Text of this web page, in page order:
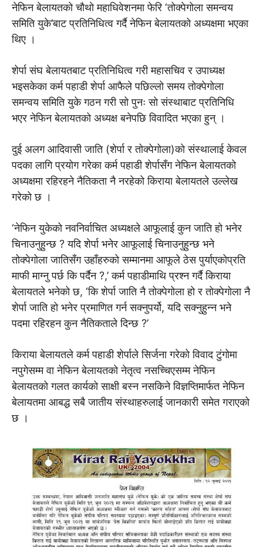
नेफिन बेलायतको चौथो महाधिवेशनमा फेरि ‘तोक्पेगोला समन्वय
समिति युके’बाट प्रतिनिधित्व गर्दै नेफिन बेलायतको अध्यक्षमा भएका
थिए ।
शेर्पा संघ बेलायतबाट प्रतिनिधित्व गरी महासचिव र उपाध्यक्ष
भइसकेका कर्म पहाडी शेर्पा आफैले पछिल्लो समय तोक्पेगोला
समन्वय समिति युके गठन गरी सो पुनः साे संस्थाबाट प्रतिनिधि
भएर नेफिन बेलायतको अध्यक्ष बनेपछि विवादित भएका हुन् ।
दुई अलग आदिवासी जाति (शेर्पा र तोक्पेगोला)काे संस्थालाई केवल
पदका लागि प्रयोग गरेका कर्म पहाडी शेर्पासँग नेफिन बेलायतको
अध्यक्षमा रहिरहने नैतिकता नै नरहेको किराया बेलायतले उल्लेख
गरेकाे छ ।
‘नेफिन युकेको नवनिर्वाचित अध्यक्षले आफूलाई कुन जाति हो भनेर
चिनाउनुहुन्छ ? यदि शेर्पा भनेर आफूलाई चिनाउनुहुन्छ भने
तोक्पेगोला जातिसँग उहाँहरुको सम्मानमा आफूले ठेस पुर्याएकोप्रति
माफी माग्नु पर्छ कि पर्दैन ?,’ कर्म पहाडीमाथि प्रश्न गर्दै किराया
बेलायतले भनेको छ, ‘कि शेर्पा जाति नै तोक्पेगोला हो र तोक्पेगोला नै
शेर्पा जाति हो भनेर प्रमाणित गर्न सक्नुपर्यो, यदि सक्नुहुन्न भने
पदमा रहिरहन कुन नैतिकताले दिन्छ ?’
किराया बेलायतले कर्म पहाडी शेर्पाले सिर्जना गरेको विवाद टुंगोमा
नपुगेसम्म वा नेफिन बेलायतको नेतृत्व नसच्चिएसम्म नेफिन
बेलायतको गलत कार्यको साक्षी बस्न नसकिने विज्ञप्तिमार्फत नेफिन
बेलायतमा आबद्ध सबै जातीय संस्थाहरुलाई जानकारी समेत गराएको
छ ।